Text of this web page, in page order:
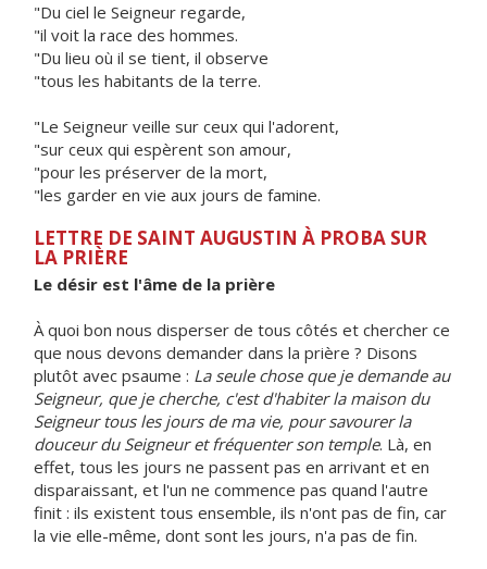
"Du ciel le Seigneur regarde,
"il voit la race des hommes.
"Du lieu où il se tient, il observe
"tous les habitants de la terre.
"Le Seigneur veille sur ceux qui l'adorent,
"sur ceux qui espèrent son amour,
"pour les préserver de la mort,
"les garder en vie aux jours de famine.
LETTRE DE SAINT AUGUSTIN À PROBA SUR
LA PRIÈRE
Le désir est l'âme de la prière
À quoi bon nous disperser de tous côtés et chercher ce
que nous devons demander dans la prière ? Disons
plutôt avec psaume : La seule chose que je demande au
Seigneur, que je cherche, c'est d'habiter la maison du
Seigneur tous les jours de ma vie, pour savourer la
douceur du Seigneur et fréquenter son temple. Là, en
effet, tous les jours ne passent pas en arrivant et en
disparaissant, et l'un ne commence pas quand l'autre
finit : ils existent tous ensemble, ils n'ont pas de fin, car
la vie elle-même, dont sont les jours, n'a pas de fin.